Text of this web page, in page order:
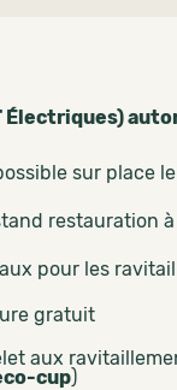
Électriques)
sur place
restauration
pour les
gratuit
aux
cup)